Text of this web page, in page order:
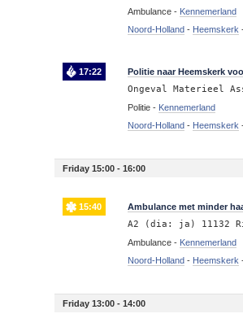
Ambulance - Kennemerland
Noord-Holland - Heemskerk
17:22 Politie naar Heemskerk
Ongeval Materieel
Politie - Kennemerland
Noord-Holland - Heemskerk
Friday 15:00 - 16:00
15:40 Ambulance met minder
A2 (dia: ja) 11132
Ambulance - Kennemerland
Noord-Holland - Heemskerk
Friday 13:00 - 14:00